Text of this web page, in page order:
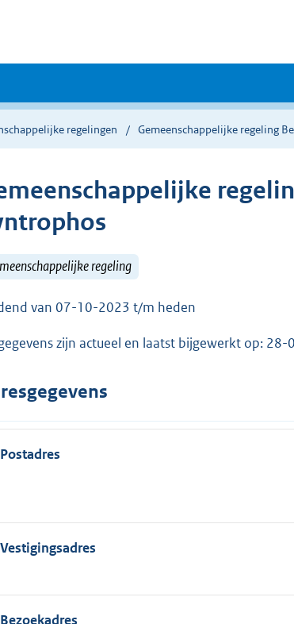
regelingen Gemeenschappelijke regeling
regeling
van 07-10-2023 t/m heden
zijn actueel en laatst bijgewerkt op:
Postadres
Vestigingsadres
Bezoekadres